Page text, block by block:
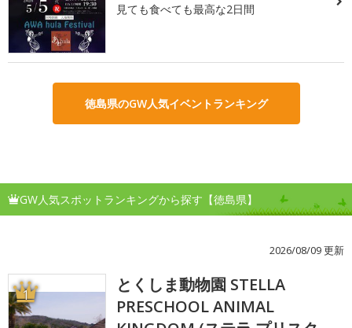
見ても食べても最高な2日間
徳島県のGW人気イベントランキング
GW人気スポットランキングから探す【徳島県】
2026/08/09 更新
1
とくしま動物園 STELLA
PRESCHOOL ANIMAL